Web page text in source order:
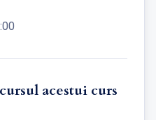
acestui curs